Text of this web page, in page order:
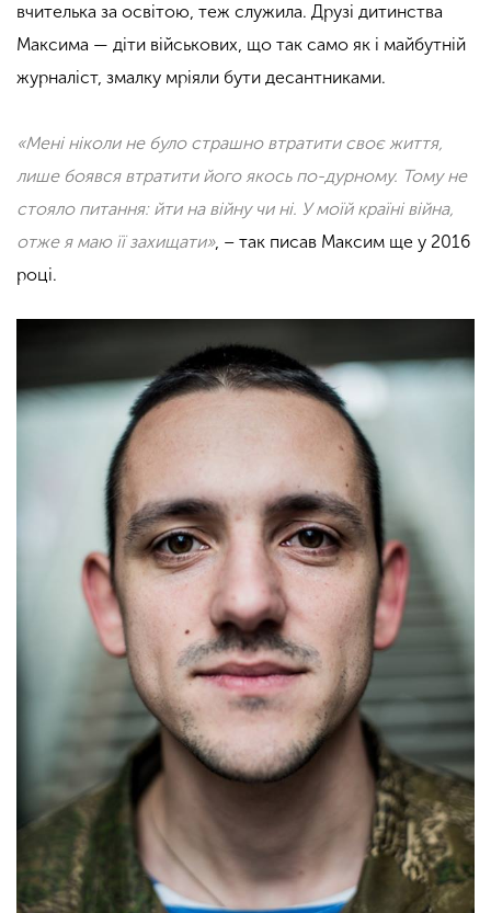
вчителька за освітою, теж служила. Друзі дитинства
Максима — діти військових, що так само як і майбутній
журналіст, змалку мріяли бути десантниками.
«Мені ніколи не було страшно втратити своє життя,
лише боявся втратити його якось по-дурному. Тому не
стояло питання: йти на війну чи ні. У моїй країні війна,
отже я маю її захищати», – так писав Максим ще у 2016
році.